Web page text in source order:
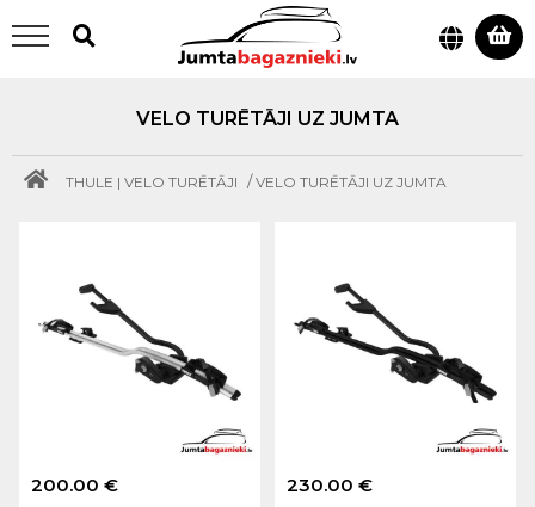
VELO TURĒTĀJI UZ JUMTA
THULE | VELO TURĒTĀJI /VELO TURĒTĀJI UZ JUMTA
200.00 € 230.00 €